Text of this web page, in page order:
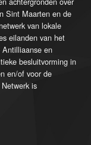
Sint Maarten en de
van lokale
eilanden van het
en
besluitvorming in
en/of voor de
is